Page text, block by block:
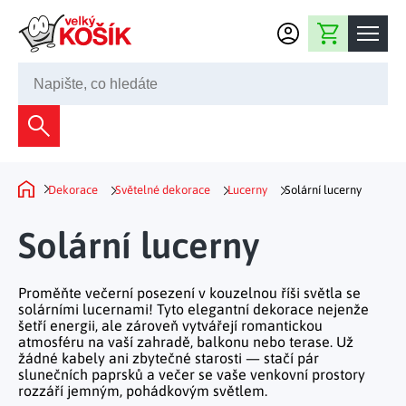
Nákupní košík
245 008 200
Dekorace
Bytové dekorace
Květiny a věnce
Světelné dekorace
Fontány a kašny
Velikonoční dekorace
Dekorace na hrob
Domácnost
Bytový textil
Domácí elektro
Předsíň a chodba
Koupelna a záchod
Ložnice a šatna
Kuchyně
Prostírání a stolování
Příprava nápojů
Grilování a smažení
Koupelnový nábytek
Nábytek do předsíně
Nábytek do ložnice
Zahrada
Zahradní doplňky
Zahradní nábytek
Volný čas
Dekorace Světelné dekorace Lucerny Solární lucerny
Solární lucerny
Proměňte večerní posezení v kouzelnou říši světla se
solárními lucernami! Tyto elegantní dekorace nejenže
šetří energii, ale zároveň vytvářejí romantickou
atmosféru na vaší zahradě, balkonu nebo terase. Už
žádné kabely ani zbytečné starosti — stačí pár
slunečních paprsků a večer se vaše venkovní prostory
rozzáří jemným, pohádkovým světlem.